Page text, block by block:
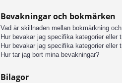
Bevakningar och bokmärken
Vad är skillnaden mellan bokmärkning
Hur bevakar jag specifika kategorier eller
Hur bevakar jag specifika kategorier eller
Hur tar jag bort mina bevakningar?
Bilagor